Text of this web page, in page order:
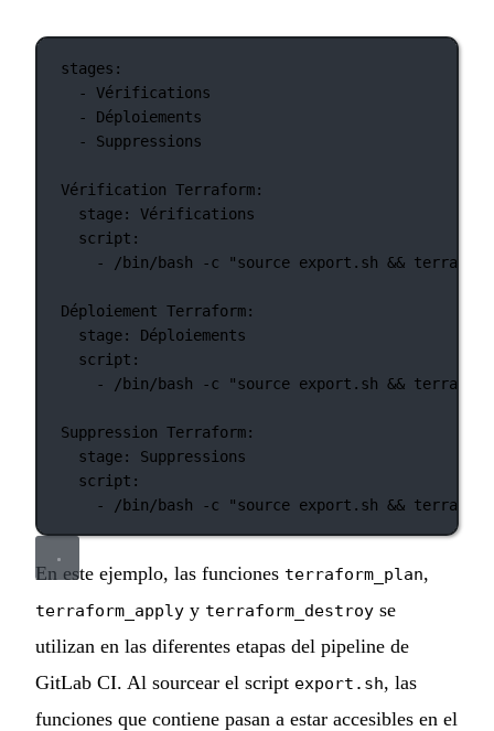
stages :
- Vérifications
- Déploiements
- Suppressions
Vérification Terraform:
stage: Vérifications
script :
-
/bin/bash -c "source export.sh &&
Déploiement Terraform:
stage: Déploiements
script :
-
/bin/bash -c "source export.sh &&
Suppression Terraform:
stage: Suppressions
script :
-
/bin/bash -c "source export.sh &&
En este ejemplo, las funciones terraform_plan,
terraform_apply y terraform_destroy se
utilizan en las diferentes etapas del pipeline de
GitLab CI. Al sourcear el script export.sh, las
funciones que contiene pasan a estar accesibles en el